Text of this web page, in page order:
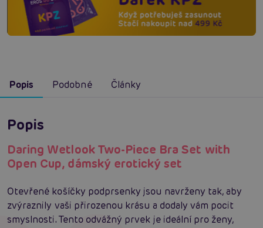
Popis Podobné Články
Popis
Daring Wetlook Two-Piece Bra Set with
Open Cup, dámský erotický set
Otevřené košíčky podprsenky jsou navrženy tak, aby
zvýraznily vaši přirozenou krásu a dodaly vám pocit
smyslnosti. Tento odvážný prvek je ideální pro ženy,